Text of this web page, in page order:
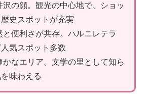
沢の顔。観光の中心地で、ショッ
史スポットが充実
と便利さが共存。ハルニレテラ
気スポット多数
かなエリア。文学の里として知ら
味わえる